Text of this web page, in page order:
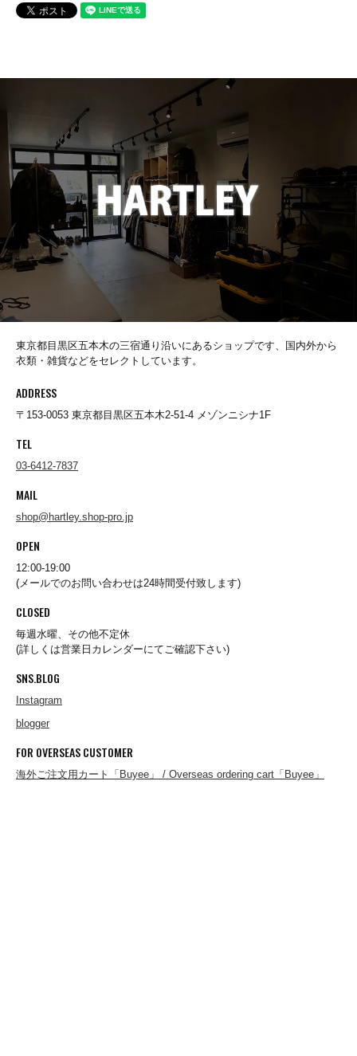
destin
DICKSON
Ebbets Field Flannels
ENALLOID
FARFIELD ORIGINAL
FERNANDO GOMEZ
FRAGRANCE CAFE
freewaters
gicipi
Glencroft
GLEN FYNE
東京都目黒区五本木の三宿通り沿いにあるショップです、国内外から
衣類・雑貨などをセレクトしています。
ADDRESS
〒153-0053 東京都目黒区五本木2-51-4 メゾンニシナ1F
TEL
03-6412-7837
MAIL
shop@hartley.shop-pro.jp
OPEN
12:00-19:00
(メールでのお問い合わせは24時間受付致します)
CLOSED
毎週水曜、その他不定休
(詳しくは営業日カレンダーにてご確認下さい)
SNS.BLOG
Instagram
blogger
FOR OVERSEAS CUSTOMER
海外ご注文用カート「Buyee」 / Overseas ordering cart「Buyee」